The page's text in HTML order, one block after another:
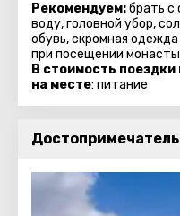
Рекомендуем:брать с
воду, головной убор,
обувь, скромная
при посещении
В стоимость
на месте: питание